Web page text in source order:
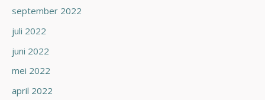
september 2022
juli 2022
juni 2022
mei 2022
april 2022